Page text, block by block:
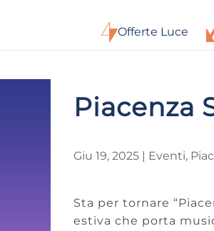
Offerte Luce
Piacenza
Giu 19, 2025 Eventi,
Sta per tornare
estiva che porta